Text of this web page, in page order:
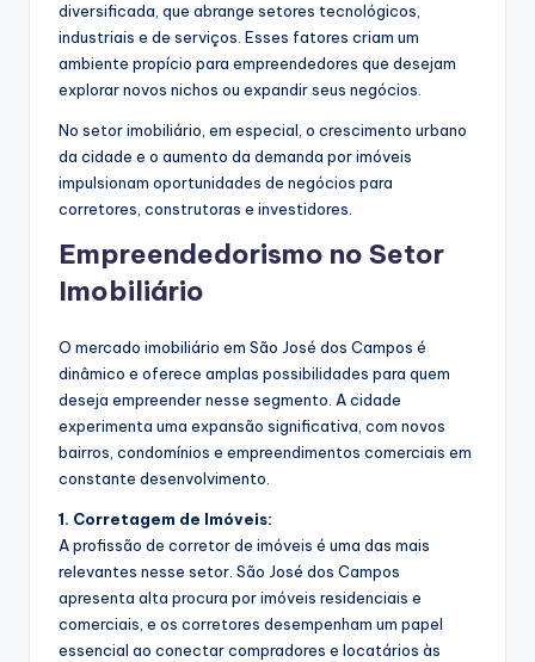
diversificada, que abrange setores tecnológicos,
industriais e de serviços. Esses fatores criam um
ambiente propício para empreendedores que desejam
explorar novos nichos ou expandir seus negócios.
No setor imobiliário, em especial, o crescimento urbano
da cidade e o aumento da demanda por imóveis
impulsionam oportunidades de negócios para
corretores, construtoras e investidores.
Empreendedorismo no Setor
Imobiliário
O mercado imobiliário em São José dos Campos é
dinâmico e oferece amplas possibilidades para quem
deseja empreender nesse segmento. A cidade
experimenta uma expansão significativa, com novos
bairros, condomínios e empreendimentos comerciais em
constante desenvolvimento.
1. Corretagem de Imóveis:
A profissão de corretor de imóveis é uma das mais
relevantes nesse setor. São José dos Campos
apresenta alta procura por imóveis residenciais e
comerciais, e os corretores desempenham um papel
essencial ao conectar compradores e locatários às